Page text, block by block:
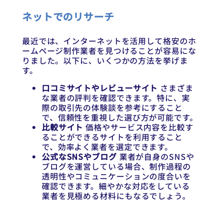
ネットでのリサーチ
最近では、インターネットを活用して格安のホ
ームページ制作業者を見つけることが容易にな
りました。以下に、いくつかの方法を挙げま
す。
口コミサイトやレビューサイト さまざま
な業者の評判を確認できます。特に、実
際の取引先の体験談を参考にすること
で、信頼性を重視した選び方が可能です。
比較サイト 価格やサービス内容を比較す
ることができるサイトを利用すること
で、効率よく業者を選定できます。
公式なSNSやブログ業者が自身のSNSや
ブログを運営している場合、制作過程の
透明性やコミュニケーションの度合いを
確認できます。細やかな対応をしている
業者を見極める材料にもなるでしょう。